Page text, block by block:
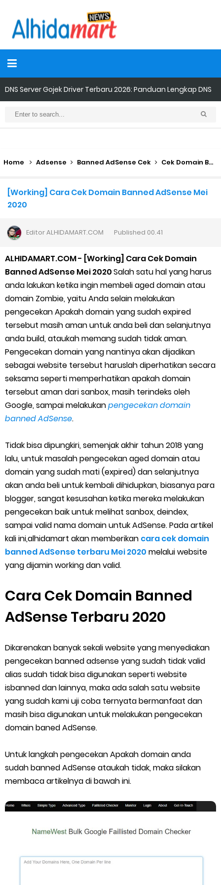
DNS Server Gojek Driver Terbaru 2026: Panduan Lengkap DNS
Server Gojek Terbaru dan IP Server GoPartner Gojek
Internet of Things (IoT): Pengertian, Cara Kerja, Manfaat,
Panduan Lengkap Nonton Konser ENHYPEN di Jakarta: Tips War
Tiket, Persiapan, dan Hal yang Perlu Diketahui
Panduan Menjadi Agen Sicepat: Syarat dan Komisinya
Cara Daftar Goshop agar Cepat Diterima
Apa itu Grab Saap? Layanan Antri Online Terbaru Dari Grab
Cara Jitu Mendapat Voucher Gojek Gratis
Cara Ping DNS Server Gojek Gopartner
Cara Mudah Melihat Nomor Shopeepay Sendiri dan Orang Lain
7 Cara Mudah Top Up Grab untuk Driver
5 Versi Map Paling Gacor Untuk Ojek Online
Cara Menghitung Penghasilan Grab Sesuai dengan Orderan
Cara Menggunakan Paket Telkomsel Mitra Gojek
5 Cara Top Up InDriver dengan Mudah
5 Biaya Potongan Shopee Food yang Perlu Kamu Ketahui
10 Cara Jitu Autobid Untuk Lala Motor dan Mobil 2023
Batas Saldo Untuk Akun Gopay Biasa dan Upgrade
Cara Mudah Melihat QR dan Barcode Shopeepay
Enroute Drop: Arti dan Penjelasan Resi Gosend
Cara Ping Server Shopee Food 2022
Cara Menghubungi CS Lalamove dan Jam Operasionalnya
Cara Mengatasi Aplikasi Gojek Mengalami Gangguan
Home Adsense Banned AdSense Cek Cek Domain Banned AdSense
[Working] Cara Cek Domain Banned AdSense Mei
2020
EditorALHIDAMART.COM Published 00.41
ALHIDAMART.COM - [Working] Cara Cek Domain
Banned AdSense Mei 2020Salah satu hal yang harus
anda lakukan ketika ingin membeli aged domain atau
domain Zombie, yaitu Anda selain melakukan
pengecekan Apakah domain yang sudah expired
tersebut masih aman untuk anda beli dan selanjutnya
anda build, ataukah memang sudah tidak aman.
Pengecekan domain yang nantinya akan dijadikan
sebagai website tersebut haruslah diperhatikan secara
seksama seperti memperhatikan apakah domain
tersebut aman dari sanbox, masih terindeks oleh
Google, sampai melakukanpengecekan domain
banned AdSense.
Tidak bisa dipungkiri, semenjak akhir tahun 2018 yang
lalu, untuk masalah pengecekan aged domain atau
domain yang sudah mati (expired) dan selanjutnya
akan anda beli untuk kembali dihidupkan, biasanya para
blogger, sangat kesusahan ketika mereka melakukan
pengecekan baik untuk melihat sanbox, deindex,
sampai valid nama domain untuk AdSense. Pada artikel
kali ini,alhidamart akan memberikan cara cek domain
banned AdSense terbaru Mei 2020 melalui website
yang dijamin working dan valid.
Cara Cek Domain Banned
AdSense Terbaru 2020
Dikarenakan banyak sekali website yang menyediakan
pengecekan banned adsense yang sudah tidak valid
alias sudah tidak bisa digunakan seperti website
isbanned dan lainnya, maka ada salah satu website
yang sudah kami uji coba ternyata bermanfaat dan
masih bisa digunakan untuk melakukan pengecekan
domain baned AdSense.
Untuk langkah pengecekan Apakah domain anda
sudah banned AdSense ataukah tidak, maka silakan
membaca artikelnya di bawah ini.